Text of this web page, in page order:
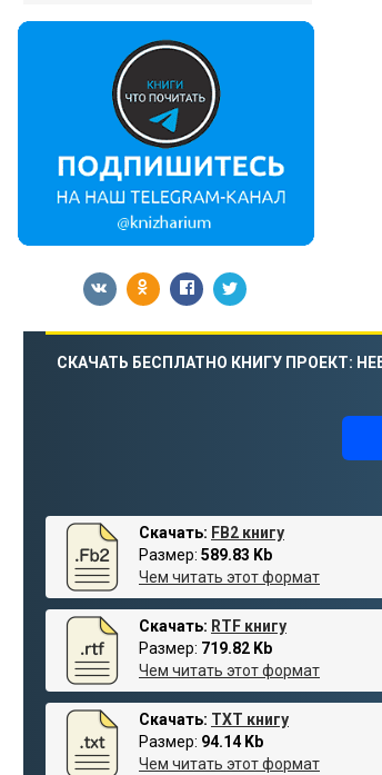
СКАЧАТЬ БЕСПЛАТНО КНИГУ ПРОЕКТ:
Скачать: FB2 книгу
Размер: 589.83 Kb
Чем читать этот формат
Скачать: RTF книгу
Размер: 719.82 Kb
Чем читать этот формат
Скачать: TXT книгу
Размер: 94.14 Kb
Чем читать этот формат